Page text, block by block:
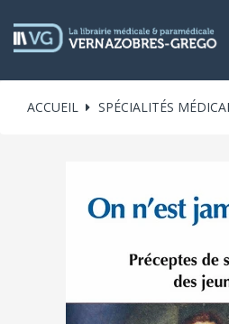
ACCUEIL SPÉCIALITÉS